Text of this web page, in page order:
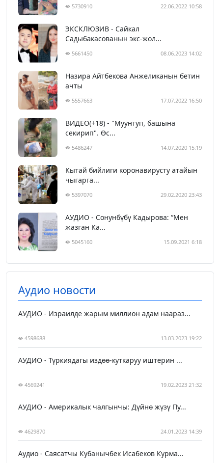
5730910 22.06.2022 10:58
ЭКСКЛЮЗИВ - Сайкал
Садыбакасованын экс-жол...
5661450 08.06.2023 14:02
Назира Айтбекова Анжеликанын бетин
ачты
5557663 17.07.2022 16:50
ВИДЕО(+18) - "Муунтуп, башына
секирип". Өс...
5486247 14.07.2020 15:19
Кытай бийлиги коронавирусту атайын
чыгарга...
5397070 29.02.2020 23:43
АУДИО - Сонунбүбү Кадырова: “Мен
жазган Ка...
5045160 15.09.2021 6:18
Аудио новости
АУДИО - Израилде жарым миллион адам наараз...
4598688 13.03.2023 19:22
АУДИО - Түркиядагы издөө-куткаруу иштерин ...
4569241 19.02.2023 21:32
АУДИО - Америкалык чалгынчы: Дүйнө жүзү Пу...
4629870 24.01.2023 14:39
Аудио - Саясатчы Кубанычбек Исабеков Курма...